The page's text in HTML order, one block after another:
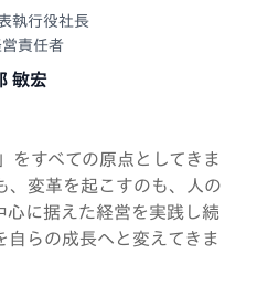
執行役社長
責任者
敏宏
をすべての原点としてきま
、変革を起こすのも、人の
心に据えた経営を実践し続
自らの成長へと変えてきま